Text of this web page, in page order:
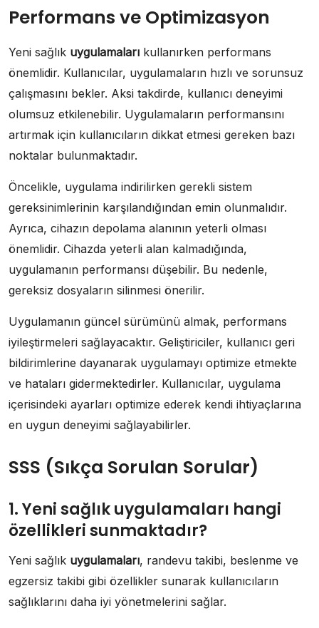
Performans ve Optimizasyon
Yeni sağlık uygulamaları kullanırken performans
önemlidir. Kullanıcılar, uygulamaların hızlı ve sorunsuz
çalışmasını bekler. Aksi takdirde, kullanıcı deneyimi
olumsuz etkilenebilir. Uygulamaların performansını
artırmak için kullanıcıların dikkat etmesi gereken bazı
noktalar bulunmaktadır.
Öncelikle, uygulama indirilirken gerekli sistem
gereksinimlerinin karşılandığından emin olunmalıdır.
Ayrıca, cihazın depolama alanının yeterli olması
önemlidir. Cihazda yeterli alan kalmadığında,
uygulamanın performansı düşebilir. Bu nedenle,
gereksiz dosyaların silinmesi önerilir.
Uygulamanın güncel sürümünü almak, performans
iyileştirmeleri sağlayacaktır. Geliştiriciler, kullanıcı geri
bildirimlerine dayanarak uygulamayı optimize etmekte
ve hataları gidermektedirler. Kullanıcılar, uygulama
içerisindeki ayarları optimize ederek kendi ihtiyaçlarına
en uygun deneyimi sağlayabilirler.
SSS (Sıkça Sorulan Sorular)
1. Yeni sağlık uygulamaları hangi
özellikleri sunmaktadır?
Yeni sağlık uygulamaları, randevu takibi, beslenme ve
egzersiz takibi gibi özellikler sunarak kullanıcıların
sağlıklarını daha iyi yönetmelerini sağlar.